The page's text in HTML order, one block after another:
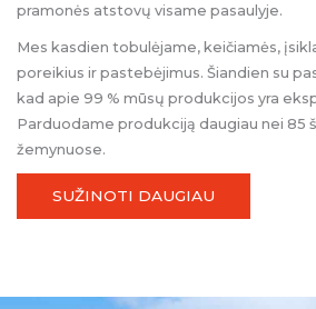
pramonės atstovų visame pasaulyje.
Mes kasdien tobulėjame, keičiamės,
poreikius ir pastebėjimus. Šiandien su
kad apie 99 % mūsų produkcijos yra
Parduodame produkciją daugiau nei 85
žemynuose.
SUŽINOTI DAUGIAU